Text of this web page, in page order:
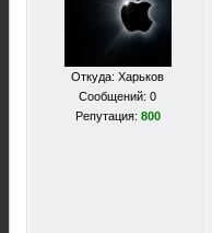
Откуда: Харьков
Сообщений: 0
Репутация: 800